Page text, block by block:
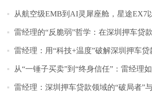
从航空级EMB到AI灵犀座舱，星途EX7以
雷经理的“反脆弱”哲学：在深圳押车贷款行业波
雷经理：用“科技+温度”破解深圳押车贷
从“一锤子买卖”到“终身信任”：雷经理如何用深圳押车
雷经理：深圳押车贷款领域的“破局者”